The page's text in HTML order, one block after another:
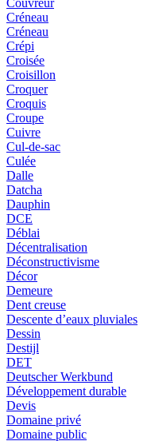
Couvreur
Créneau
Créneau
Crépi
Croisée
Croisillon
Croquer
Croquis
Croupe
Cuivre
Cul-de-sac
Culée
Dalle
Datcha
Dauphin
DCE
Déblai
Décentralisation
Déconstructivisme
Décor
Demeure
Dent creuse
Descente d’eaux pluviales
Dessin
Destijl
DET
Deutscher Werkbund
Développement durable
Devis
Domaine privé
Domaine public